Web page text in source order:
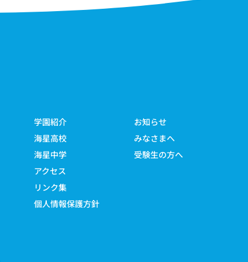
学園紹介
海星高校
海星中学
アクセス
リンク集
個人情報保護方針
お知らせ
みなさまへ
受験生の方へ